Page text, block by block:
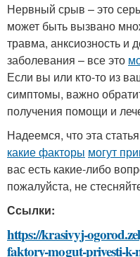
Нервный срыв – это
может быть вызвано
травма, анксиозность и
заболевания – все это
Если вы или кто-то из
симптомы, важно
получения помощи и
Надеемся, что эта
какие факторы могут
вас есть какие-либо
пожалуйста, не
Ссылки:
https://krasivyj-
faktory-mogut-privesti-